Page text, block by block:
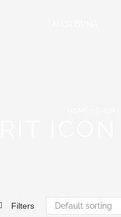
Filters